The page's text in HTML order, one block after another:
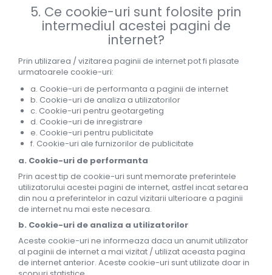
5. Ce cookie-uri sunt folosite prin
intermediul acestei pagini de
internet?
Prin utilizarea / vizitarea paginii de internet pot fi plasate
urmatoarele cookie-uri:
a. Cookie-uri de performanta a paginii de internet
b. Cookie-uri de analiza a utilizatorilor
c. Cookie-uri pentru geotargeting
d. Cookie-uri de inregistrare
e. Cookie-uri pentru publicitate
f. Cookie-uri ale furnizorilor de publicitate
a. Cookie-uri de performanta
Prin acest tip de cookie-uri sunt memorate preferintele
utilizatorului acestei pagini de internet, astfel incat setarea
din nou a preferintelor in cazul vizitarii ulterioare a paginii
de internet nu mai este necesara.
b. Cookie-uri de analiza a utilizatorilor
Aceste cookie-uri ne informeaza daca un anumit utilizator
al paginii de internet a mai vizitat / utilizat aceasta pagina
de internet anterior. Aceste cookie-uri sunt utilizate doar in